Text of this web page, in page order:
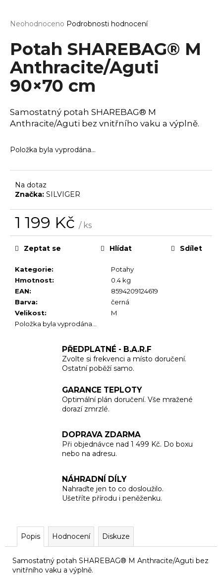
Průměrné
produktu
je
0,0
z
5
hvězdiček.
Neohodnoceno Podrobnosti hodnocení
Potah SHAREBAG® M
Anthracite/Aguti
90×70 cm
Samostatný potah SHAREBAG® M
Anthracite/Aguti bez vnitřního vaku a výplně.
Položka byla vyprodána…
Na dotaz
Značka: SILVIGER
1 199 Kč / ks
Měrná
Kategorie:
Potahy
Hmotnost:
0.4 kg
EAN:
8594209124619
Barva:
černá
Velikost:
M
Položka byla vyprodána…
Zeptat se Hlídat Sdílet
PŘEDPLATNÉ - B.A.R.F
Zvolte si frekvenci a místo doručení.
Ostatní poběží samo.
GARANCE TEPLOTY
Optimální plán doručení. Vše mražené
dorazí zmrzlé.
DOPRAVA ZDARMA
Při objednávce nad 1 499 Kč. Do boxu
nebo na adresu.
NÁHRADNÍ DÍLY
Nahraďte jen to co dosloužilo.
Ušetříte přírodu i peněženku.
Popis Hodnocení Diskuze
Samostatný potah SHAREBAG® M Anthracite/Aguti bez
vnitřního vaku a výplně.
j
t
?
HLEDAT
o
p
o
u
u
m
e